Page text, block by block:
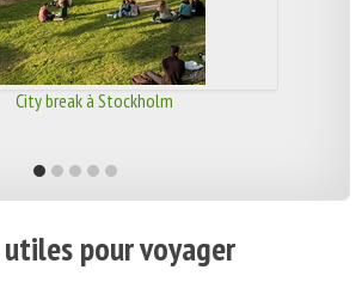
City break à Stockholm
pour voyager